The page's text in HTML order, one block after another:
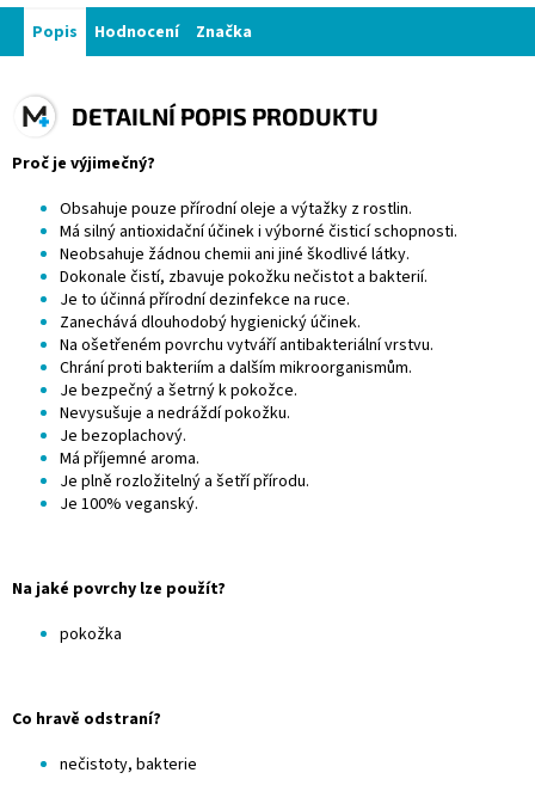
Popis Hodnocení Značka
DETAILNÍ POPIS PRODUKTU
Proč je výjimečný?
Obsahuje pouze přírodní oleje a výtažky z rostlin.
Má silný antioxidační účinek i výborné čisticí schopnosti.
Neobsahuje žádnou chemii ani jiné škodlivé látky.
Dokonale čistí, zbavuje pokožku nečistot a bakterií.
Je to účinná přírodní dezinfekce na ruce.
Zanechává dlouhodobý hygienický účinek.
Na ošetřeném povrchu vytváří antibakteriální vrstvu.
Chrání proti bakteriím a dalším mikroorganismům.
Je bezpečný a šetrný k pokožce.
Nevysušuje a nedráždí pokožku.
Je bezoplachový.
Má příjemné aroma.
Je plně rozložitelný a šetří přírodu.
Je 100% veganský.
Na jaké povrchy lze použít?
pokožka
Co hravě odstraní?
nečistoty, bakterie